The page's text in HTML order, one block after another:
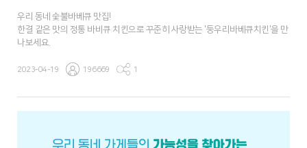
우리 동네 숯불바베큐 맛집!
한결 같은 맛의 정통 바비큐 치킨으로 꾸준히 사랑받는 '둥우리바베큐치킨'을 만
나보세요.
2023-04-19 196669 1